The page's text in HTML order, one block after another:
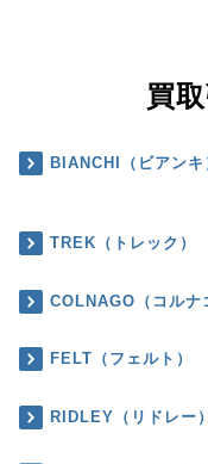
買
BIANCHI（ビアンキ
TREK（トレック）
COLNAGO（コルナ
FELT（フェルト）
RIDLEY（リドレー）